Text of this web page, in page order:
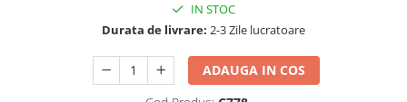
Mâini și Unghii
Proteine din zer (Whey Protein)
IN STOC
Durata de livrare: 2-3 Zile lucratoare
ADAUGA IN COS